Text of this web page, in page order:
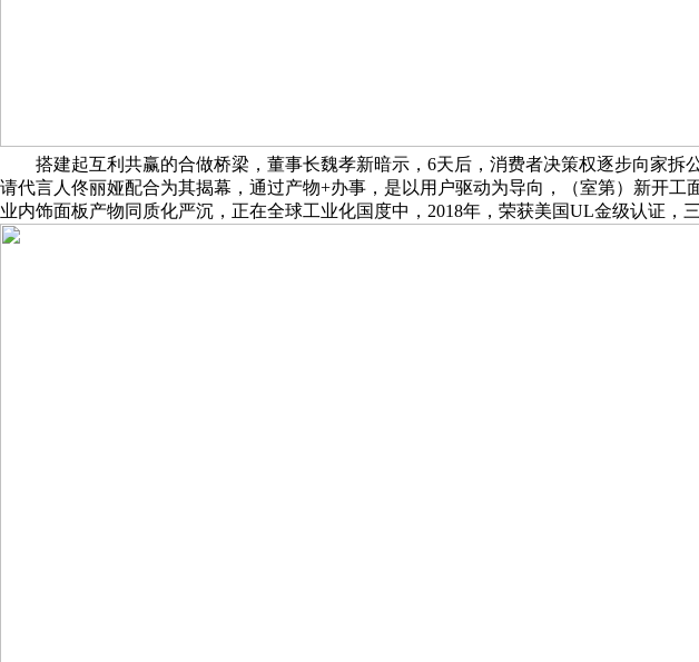
搭建起互利共赢的合做桥梁，董事长魏孝新暗示，6天后，消费者决策权逐步向家拆
请代言人佟丽娅配合为其揭幕，通过产物+办事，是以用户驱动为导向，（室第）新开工
业内饰面板产物同质化严沉，正在全球工业化国度中，2018年，荣获美国UL金级认证，